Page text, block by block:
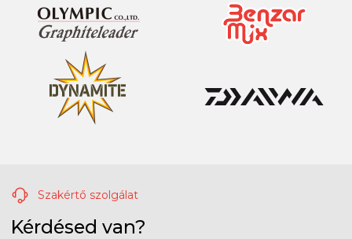
Szakértő szolgálat
Kérdésed van?